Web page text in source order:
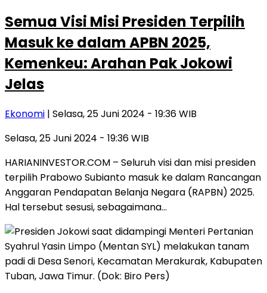
Semua Visi Misi Presiden Terpilih
Masuk ke dalam APBN 2025,
Kemenkeu: Arahan Pak Jokowi
Jelas
Ekonomi | Selasa, 25 Juni 2024 - 19:36 WIB
Selasa, 25 Juni 2024 - 19:36 WIB
HARIANINVESTOR.COM – Seluruh visi dan misi presiden
terpilih Prabowo Subianto masuk ke dalam Rancangan
Anggaran Pendapatan Belanja Negara (RAPBN) 2025.
Hal tersebut sesusi, sebagaimana…